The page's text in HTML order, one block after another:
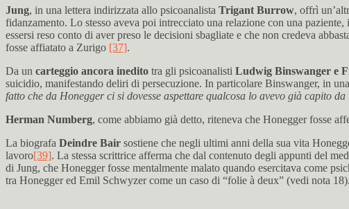
Jung, in una lettera indirizzata allo psicoanalista Trigant Burrow, offrì
fidanzamento. Lo stesso aveva poi intrecciato una relazione con una
essersi reso conto di aver preso le decisioni sbagliate e che non credeva
fosse affiatato a Zurigo [37].
Da un carteggio ancora inedito tra gli psicoanalisti Ludwig Binswanger e
suicidio, manifestando deliri di persecuzione. In particolare Binswanger, in
fatto che da Honegger ci si dovesse aspettare qualcosa lo avevo già capito
Herman Numberg, come abbiamo già detto, riteneva che Honegger fosse
La biografa Deindre Bair sostiene che negli ultimi anni della sua vita
lavoro[39]. La stessa scrittrice afferma che dal contenuto degli appunti del
di Jung, che Honegger fosse mentalmente malato quando esercitava come
tra Honegger ed Emil Schwyzer come un caso di “folie à deux” (vedi nota 18).